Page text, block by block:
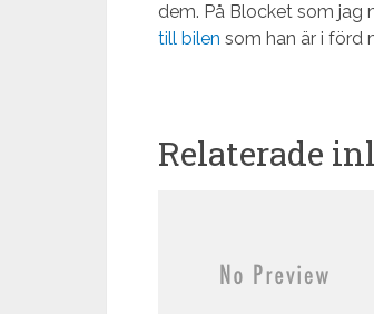
dem. På Blocket som jag
till bilen som han är i förd
Relaterade